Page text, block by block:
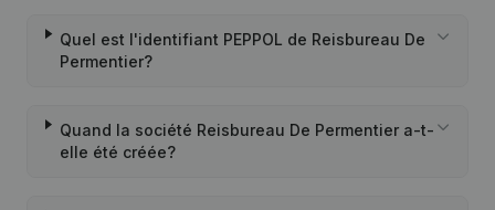
Quel est l'identifiant PEPPOL de Reisbureau De
Permentier?
Quand la société Reisbureau De Permentier a-t-
elle été créée?